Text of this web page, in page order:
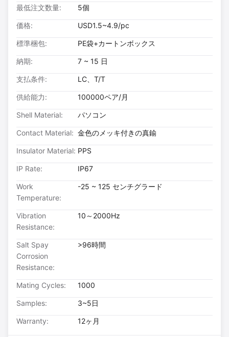
最低注文数量: 5個
価格: USD1.5~4.9/pc
標準梱包: PE袋+カートンボックス
納期: 7 ~ 15 日
支払条件: LC、T/T
供給能力: 100000ペア/月
Shell Material: パソコン
Contact Material: 金色のメッキ付きの真鍮
Insulator Material: PPS
IP Rate: IP67
Work
Temperature:
-25 ~ 125 センチグラード
Vibration
Resistance:
10～2000Hz
Salt Spay
Corrosion
Resistance:
>96時間
Mating Cycles: 1000
Samples: 3~5日
Warranty: 12ヶ月